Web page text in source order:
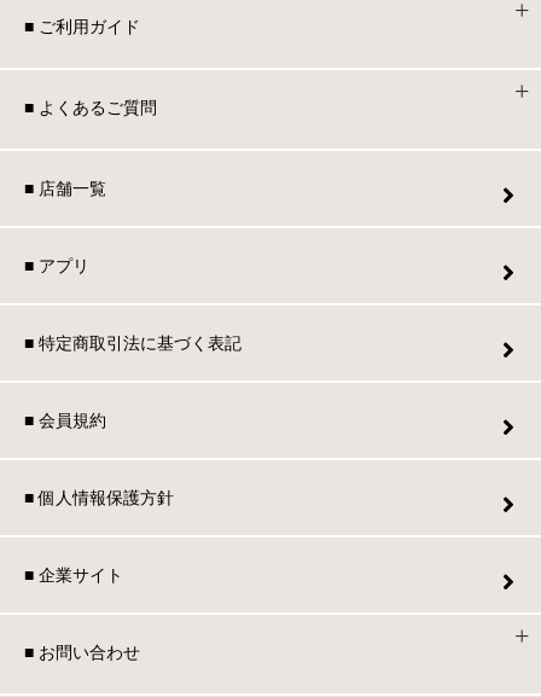
■ ご利用ガイド
■ よくあるご質問
■ 店舗一覧
■ アプリ
■ 特定商取引法に基づく表記
■ 会員規約
■ 個人情報保護方針
■ 企業サイト
■ お問い合わせ